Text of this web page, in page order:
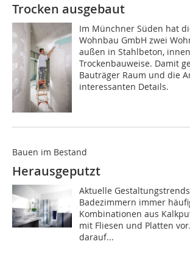
Trocken ausgebaut
Im Münchner Süden hat
Wohnbau GmbH zwei
außen in Stahlbeton,
Trockenbauweise. Damit
Bauträger Raum und die
interessanten Details.
Bauen im Bestand
Herausgeputzt
Aktuelle
Badezimmern immer
Kombinationen aus
mit Fliesen und Platten
darauf...